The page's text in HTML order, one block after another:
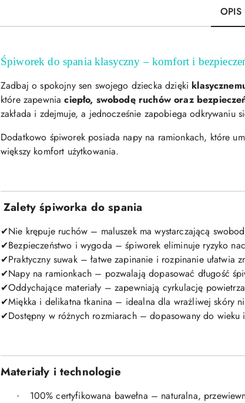
OPIS
Śpiworek do spania klasyczny – komfort i
Zadbaj o spokojny sen swojego dziecka dzięki
które zapewniaciepło, swobodę ruchów oraz
zakłada i zdejmuje, a jednocześnie zapobiega odkrywaniu
Dodatkowo śpiworek posiada napy na ramionkach, które
większy komfort użytkowania.
Zalety śpiworka do spania
✔Nie krępuje ruchów – maluszek ma wystarczającą
✔Bezpieczeństwo i wygoda – śpiworek eliminuje ryzyko
✔Praktyczny suwak – łatwe zapinanie i rozpinanie ułatwia
✔Napy na ramionkach – pozwalają dopasować długość
✔Oddychające materiały – zapewniają cyrkulację
✔Miękka i delikatna tkanina – idealna dla wrażliwej skóry
✔Dostępny w różnych rozmiarach – dopasowany do wieku
Materiały i technologie
· 100% certyfikowana bawełna – naturalna,